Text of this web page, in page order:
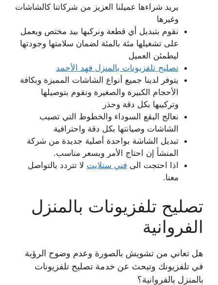
يريد شراءها عميلنا العزيز من شركاتنا كالشاشات
وغيرها
نقوم بتبديل أي قطعة ونركبها بيد مختص ويعمل
على تشغيلها مئة بالمئة لضمان سلامتها وجودتها
ليطمئن العميل
تصليح تلفزيونات بالمنزل فهد الأحمد
يتوفر لدينا جميع أنواع الشاشات المميزة وبكافة
الأحجام الكبيرة والصغيرة ونقوم بتوصيلها
وتركيبها بكل دقة وحذر
نعالج البقع السوداء والخطوط التي تصيب
الشاشات وصيانتها بكل دقة واحترافية
تبديل الشاشة بواحدة أصلية جديدة من شركة
المنشأ إن احتاج الأمر وبسعر مناسب.
اذا احتجت الى فني ستلايت لا تتردد بالتواصل
معنا.
تصليح تلفزيونات بالمنزل
الفروانية
هل تعاني من تشويش بالصورة وعدم وضوح الرؤية
في تلفزيونك وتبحث عن خدمة تصليح تلفزيونات
بالمنزل بالفروانية؟